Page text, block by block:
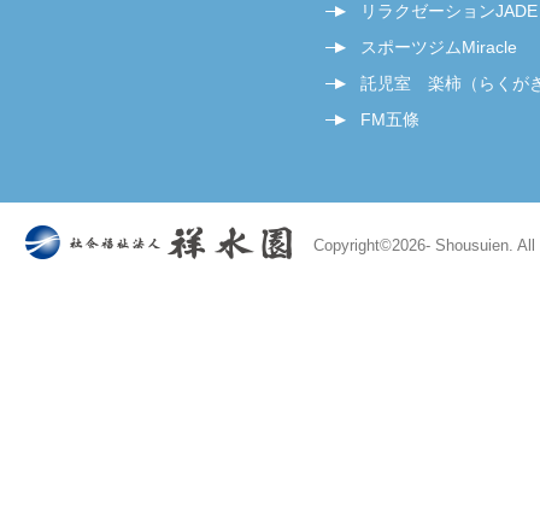
リラクゼーションJADE
スポーツジムMiracle
託児室 楽柿（らくが
FM五條
Copyright©2026- Shousuien.